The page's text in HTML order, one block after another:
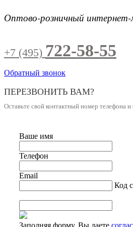
Оптово-розничный интернет-
+7 (495) 722-58-55
Обратный звонок
ПЕРЕЗВОНИТЬ ВАМ?
Оставьте свой контактный номер телефона
Ваше имя
Телефон
Email
Код
Заполняя форму, Вы даете